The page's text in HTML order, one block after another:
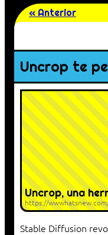
« Anterior
Uncrop te
Uncrop, una
https://
Stable Diffusion